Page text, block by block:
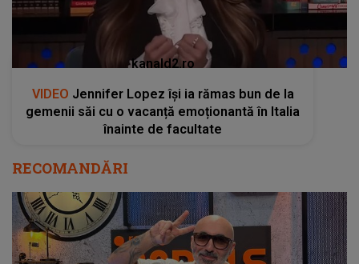
kanald2.ro
VIDEO Jennifer Lopez își ia rămas bun de la
gemenii săi cu o vacanță emoționantă în Italia
înainte de facultate
RECOMANDĂRI